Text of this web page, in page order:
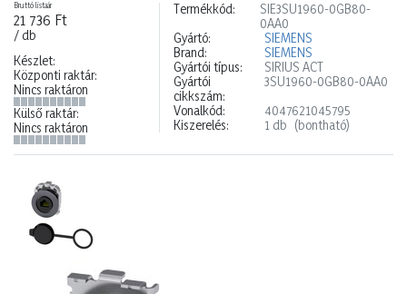
Bruttó listaár
21 736 Ft
/ db
Készlet:
Központi raktár:
Nincs raktáron
Külső raktár:
Nincs raktáron
Termékkód:
SIE3SU1960-0GB80-
0AA0
Gyártó:
SIEMENS
Brand:
SIEMENS
Gyártói típus:
SIRIUS ACT
Gyártói
cikkszám:
3SU1960-0GB80-0AA0
Vonalkód:
4047621045795
Kiszerelés:
1 db (bontható)